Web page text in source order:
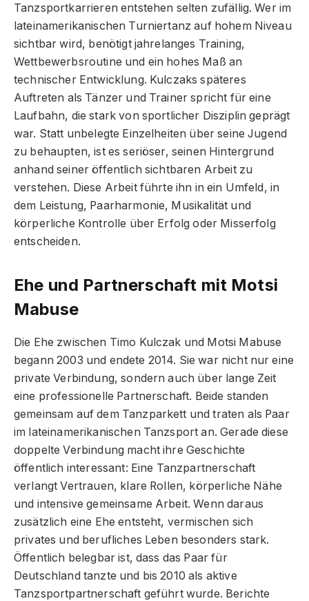
Tanzsportkarrieren entstehen selten zufällig. Wer im
lateinamerikanischen Turniertanz auf hohem Niveau
sichtbar wird, benötigt jahrelanges Training,
Wettbewerbsroutine und ein hohes Maß an
technischer Entwicklung. Kulczaks späteres
Auftreten als Tänzer und Trainer spricht für eine
Laufbahn, die stark von sportlicher Disziplin geprägt
war. Statt unbelegte Einzelheiten über seine Jugend
zu behaupten, ist es seriöser, seinen Hintergrund
anhand seiner öffentlich sichtbaren Arbeit zu
verstehen. Diese Arbeit führte ihn in ein Umfeld, in
dem Leistung, Paarharmonie, Musikalität und
körperliche Kontrolle über Erfolg oder Misserfolg
entscheiden.
Ehe und Partnerschaft mit Motsi
Mabuse
Die Ehe zwischen Timo Kulczak und Motsi Mabuse
begann 2003 und endete 2014. Sie war nicht nur eine
private Verbindung, sondern auch über lange Zeit
eine professionelle Partnerschaft. Beide standen
gemeinsam auf dem Tanzparkett und traten als Paar
im lateinamerikanischen Tanzsport an. Gerade diese
doppelte Verbindung macht ihre Geschichte
öffentlich interessant: Eine Tanzpartnerschaft
verlangt Vertrauen, klare Rollen, körperliche Nähe
und intensive gemeinsame Arbeit. Wenn daraus
zusätzlich eine Ehe entsteht, vermischen sich
privates und berufliches Leben besonders stark.
Öffentlich belegbar ist, dass das Paar für
Deutschland tanzte und bis 2010 als aktive
Tanzsportpartnerschaft geführt wurde. Berichte